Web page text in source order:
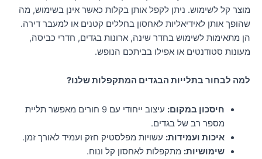
מוצר קל לשימוש. ניתן לקפל אותן בקלות כאשר אינן בשימוש, מה
שהופך אותן לאידיאליות לאחסון בחללים קטנים או למעבר דירה.
הן מתאימות לשימוש בחדר שינה, ארונות בגדים, חדרי כביסה,
מעונות סטודנטים או אפילו בביתכם הנופש.
למה לבחור בתלייות הבגדים המתקפלות שלנו?
חיסכון במקום:
עיצוב ייחודי עם 9 חורים מאפשר תליית
מספר רב של בגדים.
איכות ועמידות: עשויות מפלסטיק חזק ועמיד לאורך זמן.
שימושיות: מתקפלות לאחסון קל ונוח.